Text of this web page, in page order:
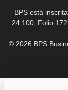
BPS está
24.100, Folio
© 2026 BPS